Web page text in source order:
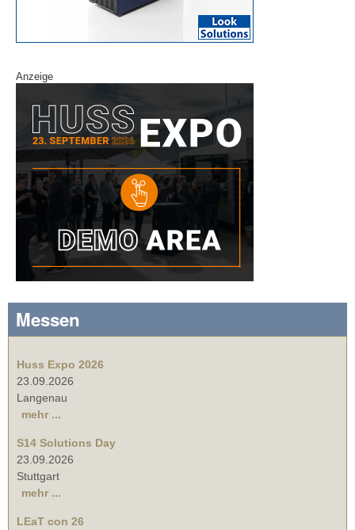
Anzeige
Messen
Huss Expo 2026
23.09.2026
Langenau
mehr ...
S14 Solutions Day
23.09.2026
Stuttgart
mehr ...
LEaT con 26